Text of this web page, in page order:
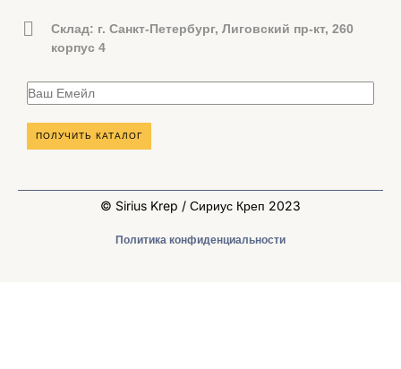
Склад: г. Санкт-Петербург, Лиговский пр-кт, 260
корпус 4
© Sirius Krep / Сириус Креп 2023
Политика конфиденциальности